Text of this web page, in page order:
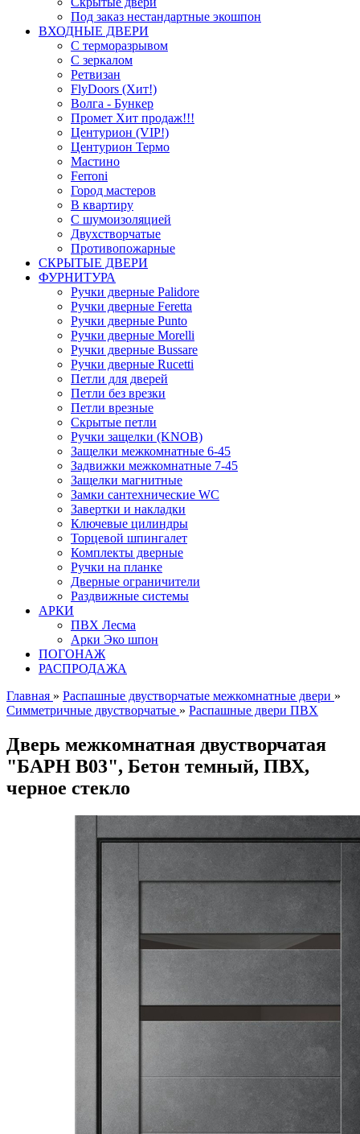
Под заказ нестандартные экошпон
ВХОДНЫЕ ДВЕРИ
С терморазрывом
С зеркалом
Ретвизан
FlyDoors (Хит!)
Волга - Бункер
Промет Хит продаж!!!
Центурион (VIP!)
Центурион Термо
Мастино
Ferroni
Город мастеров
В квартиру
С шумоизоляцией
Двухстворчатые
Противопожарные
СКРЫТЫЕ ДВЕРИ
ФУРНИТУРА
Ручки дверные Palidore
Ручки дверные Feretta
Ручки дверные Punto
Ручки дверные Morelli
Ручки дверные Bussare
Ручки дверные Rucetti
Петли для дверей
Петли без врезки
Петли врезные
Скрытые петли
Ручки защелки (KNOB)
Защелки межкомнатные 6-45
Задвижки межкомнатные 7-45
Защелки магнитные
Замки сантехнические WC
Завертки и накладки
Ключевые цилиндры
Торцевой шпингалет
Комплекты дверные
Ручки на планке
Дверные ограничители
Раздвижные системы
АРКИ
ПВХ Лесма
Арки Эко шпон
ПОГОНАЖ
РАСПРОДАЖА
Главная » Распашные двустворчатые межкомнатные двери »
Симметричные двустворчатые » Распашные двери ПВХ
Дверь межкомнатная двустворчатая
"БАРН В03", Бетон темный, ПВХ,
черное стекло